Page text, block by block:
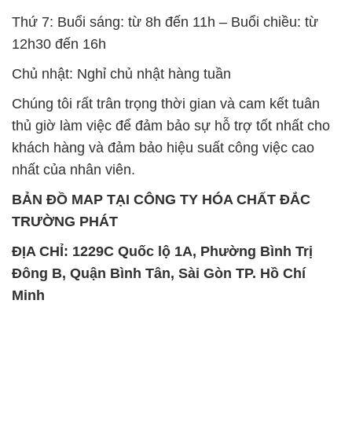
thủ giờ làm việc để đảm bảo sự hỗ trợ tốt nhất cho
khách hàng và đảm bảo hiệu suất công việc cao
nhất của nhân viên.
BẢN ĐỒ MAP TẠI CÔNG TY HÓA CHẤT ĐẮC
TRƯỜNG PHÁT
ĐỊA CHỈ: 1229C Quốc lộ 1A, Phường Bình Trị
Đông B, Quận Bình Tân, Sài Gòn TP. Hồ Chí
Minh